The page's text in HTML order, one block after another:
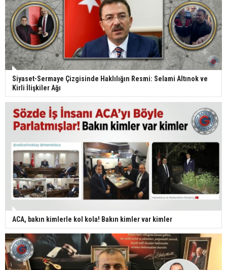
Siyaset-Sermaye Çizgisinde Haklılığın Resmi: Selami Altınok ve
Kirli İlişkiler Ağı
ACA, bakın kimlerle kol kola! Bakın kimler var kimler